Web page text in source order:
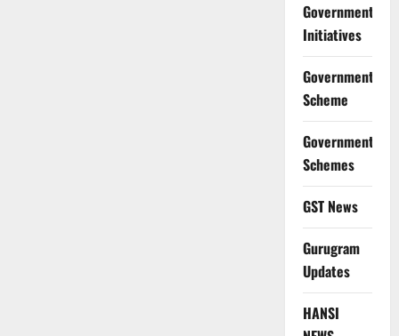
Government
Initiatives
Government
Scheme
Government
Schemes
GST News
Gurugram
Updates
HANSI